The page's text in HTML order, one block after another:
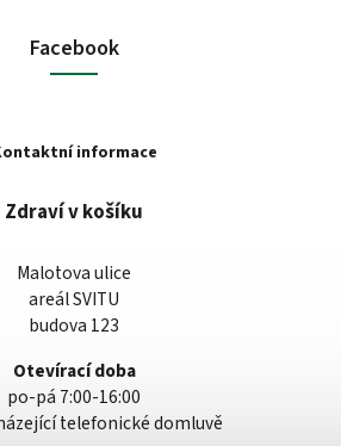
Facebook
informace
Zdraví v košíku
Malotova ulice
areál SVITU
budova 123
Otevírací doba
po-pá 7:00-16:00
telefonické domluvě